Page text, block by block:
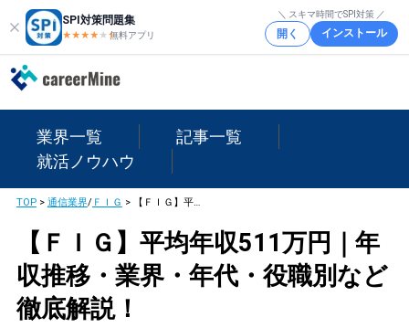
SPI対策問題集
★★★★ ★★
無料アプリ
＼ スキマ時間でSPI対策 ／
開く インストール
業界一覧
記事一覧
就活ノウハウ
TOP> 通信業界/ＦＩＧ > 【ＦＩＧ】平均年収511万円｜年収推移・業界・年代・役職別など徹底解説！
【ＦＩＧ】平均年収511万円｜年
収推移・業界・年代・役職別など
徹底解説！